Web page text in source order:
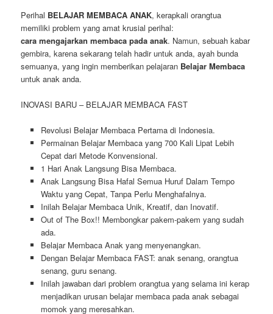
Perihal BELAJAR MEMBACA ANAK, kerapkali orangtua
memiliki problem yang amat krusial perihal:
cara mengajarkan membaca pada anak. Namun, sebuah kabar
gembira, karena sekarang telah hadir untuk anda, ayah bunda
semuanya, yang ingin memberikan pelajaran Belajar Membaca
untuk anak anda.
INOVASI BARU – BELAJAR MEMBACA FAST
Revolusi Belajar Membaca Pertama di Indonesia.
Permainan Belajar Membaca yang 700 Kali Lipat Lebih
Cepat dari Metode Konvensional.
1 Hari Anak Langsung Bisa Membaca.
Anak Langsung Bisa Hafal Semua Huruf Dalam Tempo
Waktu yang Cepat, Tanpa Perlu Menghafalnya.
Inilah Belajar Membaca Unik, Kreatif, dan Inovatif.
Out of The Box!! Membongkar pakem-pakem yang sudah
ada.
Belajar Membaca Anak yang menyenangkan.
Dengan Belajar Membaca FAST: anak senang, orangtua
senang, guru senang.
Inilah jawaban dari problem orangtua yang selama ini kerap
menjadikan urusan belajar membaca pada anak sebagai
momok yang meresahkan.